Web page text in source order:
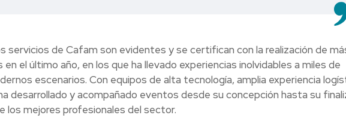
servicios de Cafam son evidentes y se certifican con la realización de
el último año, en los que ha llevado experiencias inolvidables a miles de
escenarios. Con equipos de alta tecnología, amplia experiencia
desarrollado y acompañado eventos desde su concepción hasta su
los mejores profesionales del sector.